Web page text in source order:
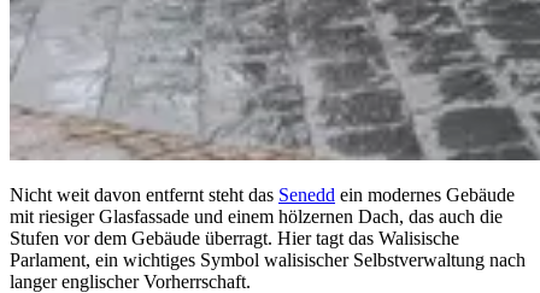
Nicht weit davon entfernt steht das Senedd ein modernes Gebäude
mit riesiger Glasfassade und einem hölzernen Dach, das auch die
Stufen vor dem Gebäude überragt. Hier tagt das Walisische
Parlament, ein wichtiges Symbol walisischer Selbstverwaltung nach
langer englischer Vorherrschaft.